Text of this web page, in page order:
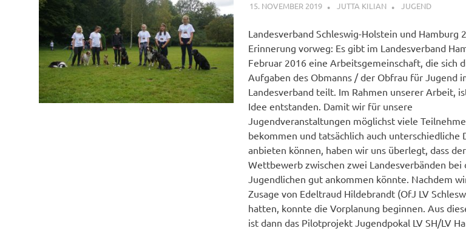
15. NOVEMBER 2019 JUTTA KILIAN JUGEND
Landesverband Schleswig-Holstein und Hamburg
Erinnerung vorweg: Es gibt im Landesverband
Februar 2016 eine Arbeitsgemeinschaft, die sich
Aufgaben des Obmanns / der Obfrau für Jugend
Landesverband teilt. Im Rahmen unserer Arbeit,
Idee entstanden. Damit wir für unsere
Jugendveranstaltungen möglichst viele
bekommen und tatsächlich auch unterschiedliche
anbieten können, haben wir uns überlegt, dass
Wettbewerb zwischen zwei Landesverbänden bei
Jugendlichen gut ankommen könnte. Nachdem
Zusage von Edeltraud Hildebrandt (OfJ LV
hatten, konnte die Vorplanung beginnen. Aus
ist dann das Pilotprojekt Jugendpokal LV SH/LV